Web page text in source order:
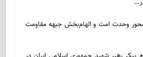
وحدت امت و الهام‌بخش جبهه مقاومت